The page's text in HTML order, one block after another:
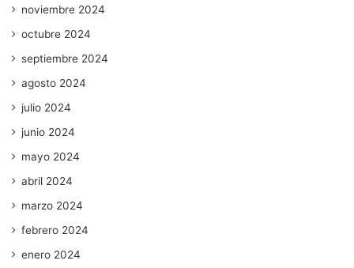
noviembre 2024
octubre 2024
septiembre 2024
agosto 2024
julio 2024
junio 2024
mayo 2024
abril 2024
marzo 2024
febrero 2024
enero 2024